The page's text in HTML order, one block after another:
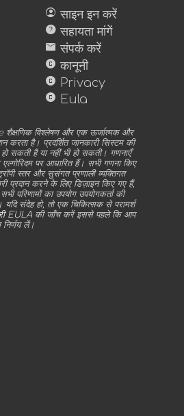
account_circle साइन इन करें
help सहायता मांगें
mail संपर्क करें
copyright कानूनी
copyright Privacy
copyright Eula
विश्लेषण और एक ऊर्जात्मक और
करता है। प्रदर्शित जानकारी सिस्टम की
सकती है या नहीं भी हो सकती। गणनाएँ
एल्गोरिदम पर आधारित हैं। सभी गणना किए
स्तर और सुसंगत प्रणाली व्यक्तिगत
प्रदान करने के लिए डिज़ाइन किए गए हैं,
परिणामों का उपयोग उपयोगकर्ता की
यदि संदेह हो, तो एक चिकित्सक से परामर्श
EULA की जाँच करें इससे पहले कि आप
लें।